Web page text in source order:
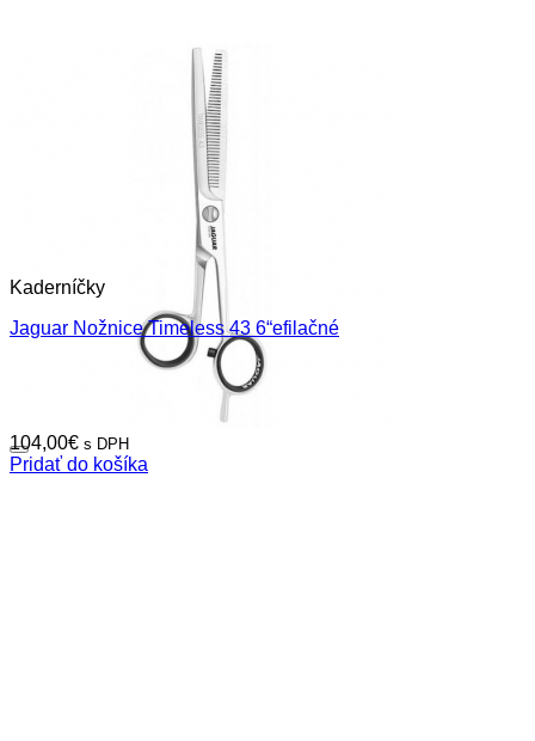
Kaderníčky
Jaguar Nožnice Timeless 43 6“efilačné
104,00€ s DPH
Pridať do košíka